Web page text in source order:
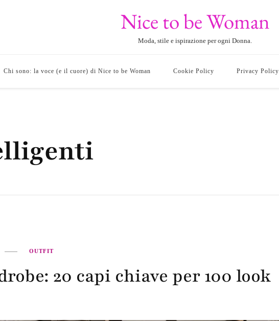
Nice to be Woman
Moda, stile e ispirazione per ogni Donna.
Chi sono: la voce (e il cuore) di Nice to be Woman Cookie Policy Privacy Policy
OUTFIT
20 capi chiave per 100 look